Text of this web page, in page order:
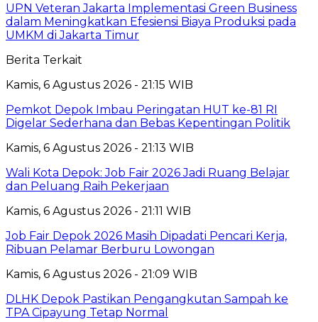
UPN Veteran Jakarta Implementasi Green Business
dalam Meningkatkan Efesiensi Biaya Produksi pada
UMKM di Jakarta Timur
Berita Terkait
Kamis, 6 Agustus 2026 - 21:15 WIB
Pemkot Depok Imbau Peringatan HUT ke-81 RI
Digelar Sederhana dan Bebas Kepentingan Politik
Kamis, 6 Agustus 2026 - 21:13 WIB
Wali Kota Depok: Job Fair 2026 Jadi Ruang Belajar
dan Peluang Raih Pekerjaan
Kamis, 6 Agustus 2026 - 21:11 WIB
Job Fair Depok 2026 Masih Dipadati Pencari Kerja,
Ribuan Pelamar Berburu Lowongan
Kamis, 6 Agustus 2026 - 21:09 WIB
DLHK Depok Pastikan Pengangkutan Sampah ke
TPA Cipayung Tetap Normal